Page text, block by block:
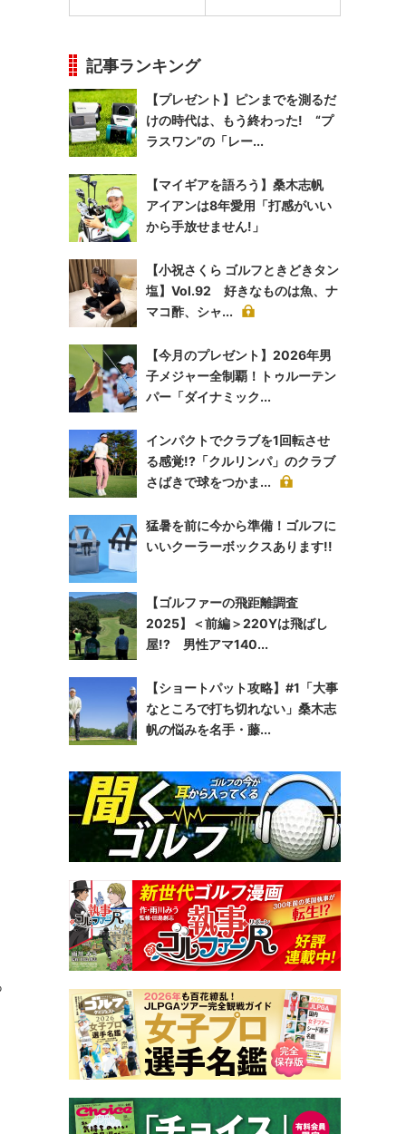
記事ランキング
【プレゼント】ピンまでを測るだ
けの時代は、もう終わった! “プ
ラスワン”の「レー...
【マイギアを語ろう】桑木志帆
アイアンは8年愛用「打感がいい
から手放せません!」
【小祝さくら ゴルフときどきタン
塩】Vol.92 好きなものは魚、ナ
マコ酢、シャ...
【今月のプレゼント】2026年男
子メジャー全制覇！トゥルーテン
パー「ダイナミック...
インパクトでクラブを1回転させ
る感覚!?「クルリンパ」のクラブ
さばきで球をつかま...
猛暑を前に今から準備！ゴルフに
いいクーラーボックスあります!!
【ゴルファーの飛距離調査
2025】＜前編＞220Yは飛ばし
屋!? 男性アマ140...
【ショートパット攻略】#1「大事
なところで打ち切れない」桑木志
帆の悩みを名手・藤...